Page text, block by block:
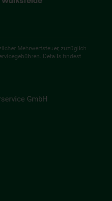
Mehrwertsteuer, zuzüglich
Details findest
GmbH